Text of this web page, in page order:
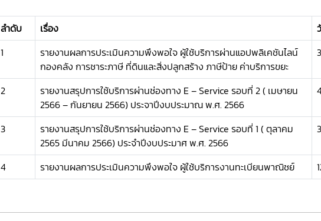
ลำดับ เรื่อง
1
รายงานผลการประเมินความพึงพอใจ ผู้ใช้บริการผ่านแอปพลิเคชันไลน์
กองคลัง การชาระภาษี ที่ดินและสิ่งปลูกสร้าง ภาษีป้าย ค่าบริการขยะ
2
รายงานสรุปการใช้บริการผ่านช่องทาง E – Service รอบที่ 2 ( เมษายน
2566 – กันยายน 2566) ประจาปีงบประมาณ พ.ศ. 2566
3
รายงานสรุปการใช้บริการผ่านช่องทาง E – Service รอบที่ 1 ( ตุลาคม
2565 มีนาคม 2566) ประจำปีงบประมาศ พ.ศ. 2566
4 รายงานผลการประเมินความพึงพอใจ ผู้ใช้บริการงานทะเบียนพาณิชย์